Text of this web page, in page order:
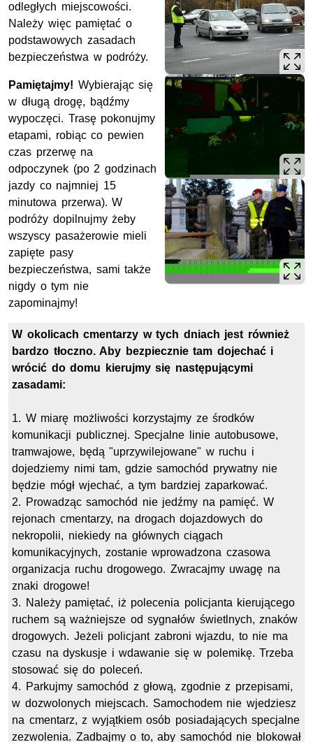
odległych miejscowości.
Należy więc pamiętać o
podstawowych zasadach
bezpieczeństwa w podróży.
Pamiętajmy! Wybierając się
w długą drogę, bądźmy
wypoczęci. Trasę pokonujmy
etapami, robiąc co pewien
czas przerwę na
odpoczynek (po 2 godzinach
jazdy co najmniej 15
minutowa przerwa). W
podróży dopilnujmy żeby
wszyscy pasażerowie mieli
zapięte pasy
bezpieczeństwa, sami także
nigdy o tym nie
zapominajmy!
W okolicach cmentarzy w tych dniach jest również
bardzo tłoczno. Aby bezpiecznie tam dojechać i
wrócić do domu kierujmy się następującymi
zasadami:
1. W miarę możliwości korzystajmy ze środków
komunikacji publicznej. Specjalne linie autobusowe,
tramwajowe, będą "uprzywilejowane" w ruchu i
dojedziemy nimi tam, gdzie samochód prywatny nie
będzie mógł wjechać, a tym bardziej zaparkować.
2. Prowadząc samochód nie jedźmy na pamięć. W
rejonach cmentarzy, na drogach dojazdowych do
nekropolii, niekiedy na głównych ciągach
komunikacyjnych, zostanie wprowadzona czasowa
organizacja ruchu drogowego. Zwracajmy uwagę na
znaki drogowe!
3. Należy pamiętać, iż polecenia policjanta kierującego
ruchem są ważniejsze od sygnałów świetlnych, znaków
drogowych. Jeżeli policjant zabroni wjazdu, to nie ma
czasu na dyskusje i wdawanie się w polemikę. Trzeba
stosować się do poleceń.
4. Parkujmy samochód z głową, zgodnie z przepisami,
w dozwolonych miejscach. Samochodem nie wjedziesz
na cmentarz, z wyjątkiem osób posiadających specjalne
zezwolenia. Zadbajmy o to, aby samochód nie blokował